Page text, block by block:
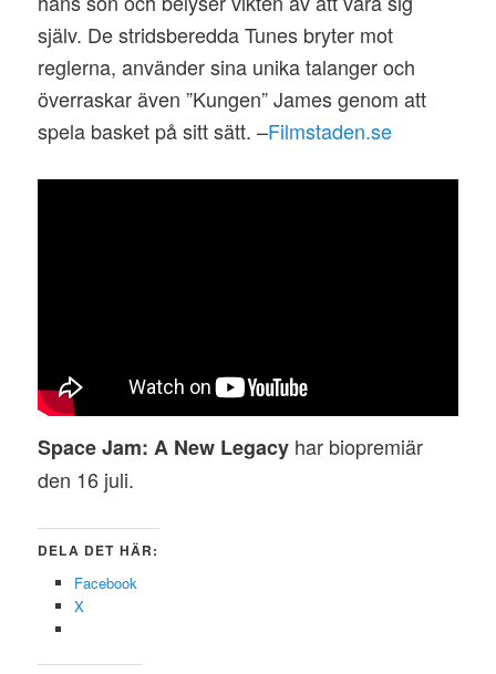
själv. De stridsberedda Tunes bryter mot
reglerna, använder sina unika talanger och
överraskar även ”Kungen” James genom att
spela basket på sitt sätt. –Filmstaden.se
Space Jam: A New Legacy har biopremiär
den 16 juli.
DELA DET HÄR:
Facebook
X